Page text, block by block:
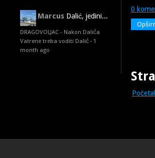
Marcus Dalić, jedini...
DRAGOVOLJAC - Nakon Dalića
Vatrene treba voditi Dalić · 1
month ago
0